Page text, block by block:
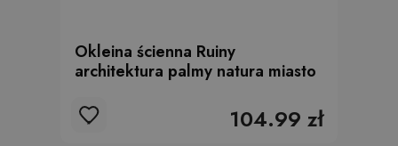
Okleina ścienna Ruiny
architektura palmy natura miasto
104.99 zł